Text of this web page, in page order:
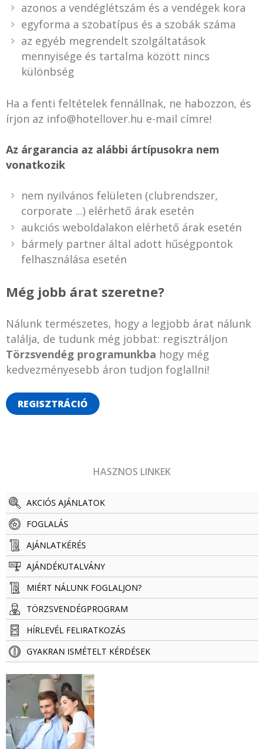
azonos a vendéglétszám és a vendégek kora
egyforma a szobatípus és a szobák száma
az egyéb megrendelt szolgáltatások
mennyisége és tartalma között nincs
különbség
Ha a fenti feltételek fennállnak, ne habozzon, és
írjon az info@hotellover.hu e-mail címre!
Az árgarancia az alábbi ártípusokra nem
vonatkozik
nem nyilvános felületen (clubrendszer,
corporate ...) elérhető árak esetén
aukciós weboldalakon elérhető árak esetén
bármely partner által adott hűségpontok
felhasználása esetén
Még jobb árat szeretne?
Nálunk természetes, hogy a legjobb árat nálunk
találja, de tudunk még jobbat: regisztráljon
Törzsvendég programunkba hogy még
kedvezményesebb áron tudjon foglallni!
REGISZTRÁCIÓ
HASZNOS LINKEK
AKCIÓS AJÁNLATOK
FOGLALÁS
AJÁNLATKÉRÉS
AJÁNDÉKUTALVÁNY
MIÉRT NÁLUNK FOGLALJON?
TÖRZSVENDÉG­­­­PROGRAM
HÍRLEVÉL FELIRATKOZÁS
GYAKRAN ISMÉTELT KÉRDÉSEK